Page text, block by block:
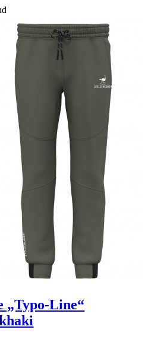
„Typo-Line“